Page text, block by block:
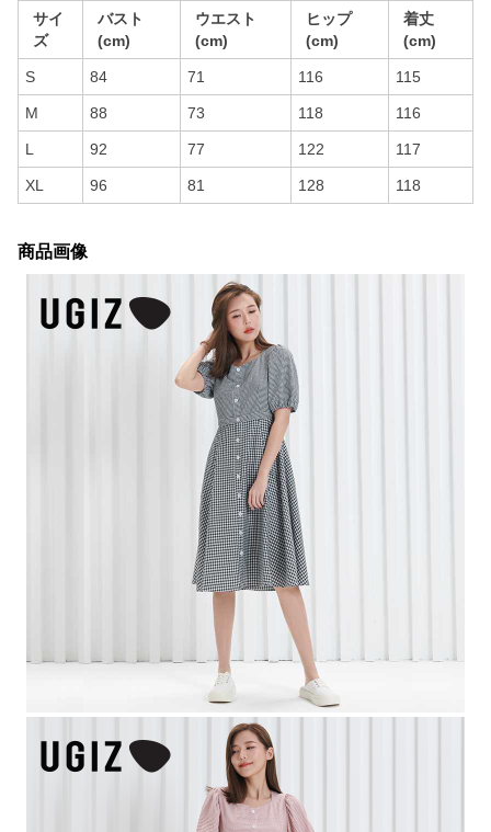
サイ
ズ
バスト
(cm)
ウエスト
(cm)
ヒップ
(cm)
着丈
(cm)
S 84 71 116 115
M 88 73 118 116
L 92 77 122 117
XL 96 81 128 118
商品画像